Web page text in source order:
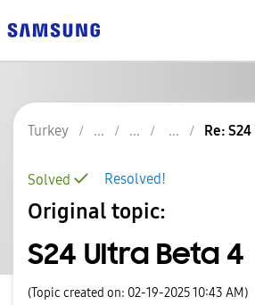
Turkey Re:
Resolved!
Solved
Original topic:
S24 Ultra Beta 4
(Topic created on: 02-19-2025 10:43 AM)